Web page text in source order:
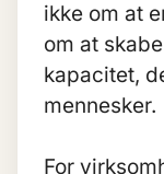
ikke om at
om at
kapacitet,
mennesker.
For